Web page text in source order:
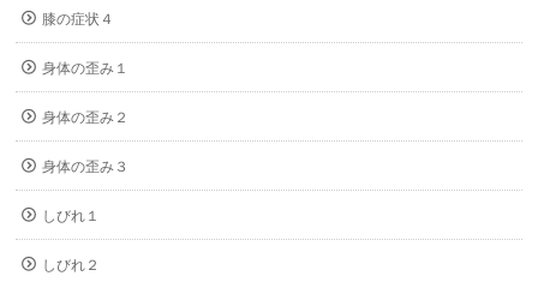
膝の症状４
身体の歪み１
身体の歪み２
身体の歪み３
しびれ１
しびれ２